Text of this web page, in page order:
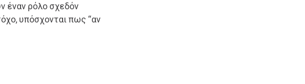
έναν ρόλο σχεδόν
υπόσχονται πως “αν